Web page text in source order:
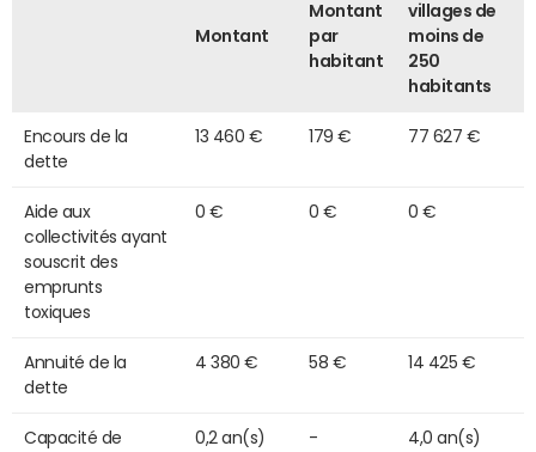
Montant
Montant
par
habitant
villages de
moins de
250
habitants
Encours de la
dette
13 460 € 179 € 77 627 €
Aide aux
collectivités ayant
souscrit des
emprunts
toxiques
0 € 0 € 0 €
Annuité de la
dette
4 380 € 58 € 14 425 €
Capacité de
0,2 an(s) - 4,0 an(s)